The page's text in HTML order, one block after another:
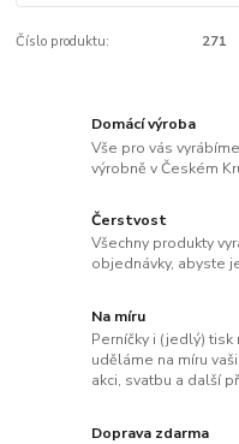
Číslo produktu: 271
Domácí výroba
Vše pro vás
výrobně v Českém
Čerstvost
Všechny produkty
objednávky, abyste
Na míru
Perníčky i (jedlý)
uděláme na míru
akci, svatbu a další
Doprava zdarma